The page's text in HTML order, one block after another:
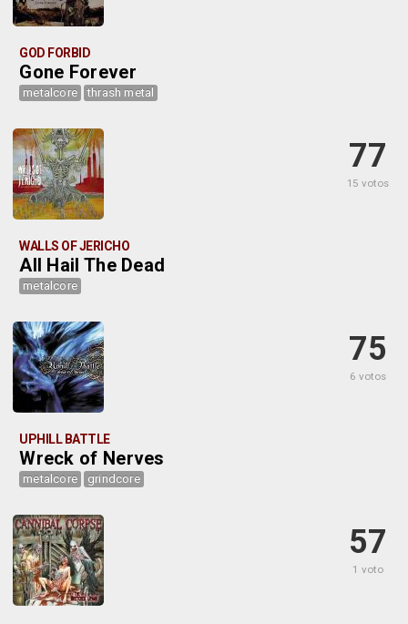
GOD FORBID
Gone Forever
metalcore thrash metal
77
15 votos
WALLS OF JERICHO
All Hail The Dead
metalcore
75
6 votos
UPHILL BATTLE
Wreck of Nerves
metalcore grindcore
57
1 voto